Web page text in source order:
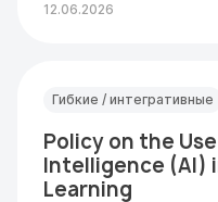
12.06.2026
Гибкие / интегративные
Policy on the
Intelligence (AI)
Learning